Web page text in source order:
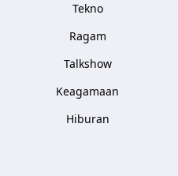
Tekno
Ragam
Talkshow
Keagamaan
Hiburan